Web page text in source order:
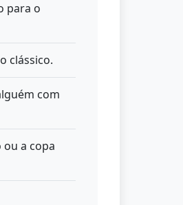
para o
clássico.
com
a copa